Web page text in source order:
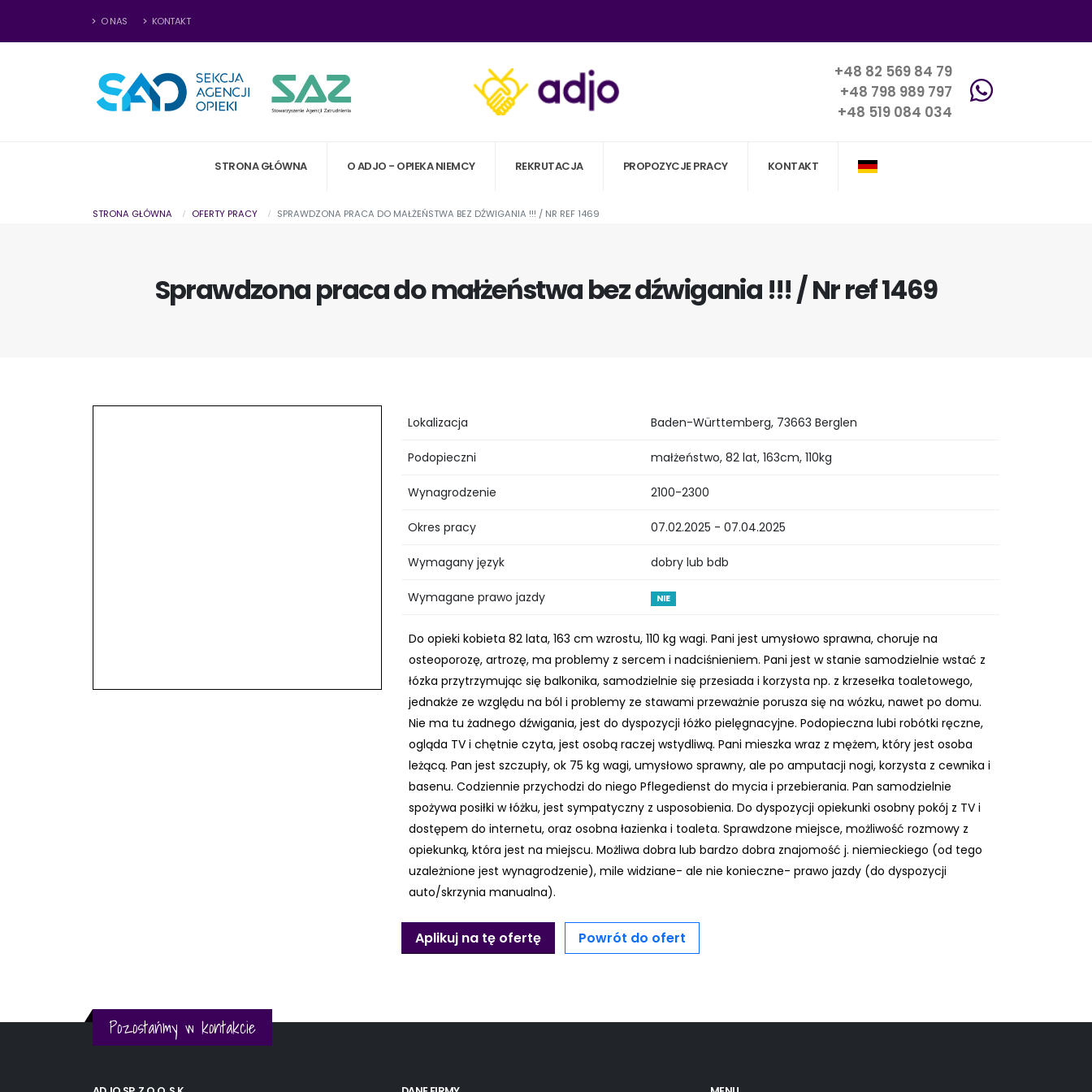
O NAS KONTAKT
+48 82 569 84 79
+48 798 989 797
+48 519 084 034
STRONA GŁÓWNA O ADJO - OPIEKA NIEMCY REKRUTACJA PROPOZYCJE PRACY KONTAKT
STRONA GŁÓWNA OFERTY PRACY SPRAWDZONA PRACA DO MAŁŻEŃSTWA BEZ DŹWIGANIA !!! / NR REF 1469
Sprawdzona praca do małżeństwa bez dźwigania !!! / Nr ref 1469
Lokalizacja Baden-Württemberg, 73663 Berglen
Podopieczni małżeństwo, 82 lat, 163cm, 110kg
Wynagrodzenie 2100-2300
Okres pracy 07.02.2025 - 07.04.2025
Wymagany język dobry lub bdb
Wymagane prawo jazdy NIE
Do opieki kobieta 82 lata, 163 cm wzrostu, 110 kg wagi. Pani jest umysłowo sprawna, choruje na
osteoporozę, artrozę, ma problemy z sercem i nadciśnieniem. Pani jest w stanie samodzielnie wstać z
łózka przytrzymując się balkonika, samodzielnie się przesiada i korzysta np. z krzesełka toaletowego,
jednakże ze względu na ból i problemy ze stawami przeważnie porusza się na wózku, nawet po domu.
Nie ma tu żadnego dźwigania, jest do dyspozycji łóżko pielęgnacyjne. Podopieczna lubi robótki ręczne,
ogląda TV i chętnie czyta, jest osobą raczej wstydliwą. Pani mieszka wraz z mężem, który jest osoba
leżącą. Pan jest szczupły, ok 75 kg wagi, umysłowo sprawny, ale po amputacji nogi, korzysta z cewnika i
basenu. Codziennie przychodzi do niego Pflegedienst do mycia i przebierania. Pan samodzielnie
spożywa posiłki w łóżku, jest sympatyczny z usposobienia. Do dyspozycji opiekunki osobny pokój z TV i
dostępem do internetu, oraz osobna łazienka i toaleta. Sprawdzone miejsce, możliwość rozmowy z
opiekunką, która jest na miejscu. Możliwa dobra lub bardzo dobra znajomość j. niemieckiego (od tego
uzależnione jest wynagrodzenie), mile widziane- ale nie konieczne- prawo jazdy (do dyspozycji
auto/skrzynia manualna).
Aplikuj na tę ofertę Powrót do ofert
Pozostańmy w kontakcie